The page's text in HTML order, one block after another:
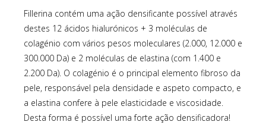
Fillerina contém uma ação densificante possível através
destes 12 ácidos hialurónicos + 3 moléculas de
colagénio com vários pesos moleculares (2.000, 12.000 e
300.000 Da) e 2 moléculas de elastina (com 1.400 e
2.200 Da). O colagénio é o principal elemento fibroso da
pele, responsável pela densidade e aspeto compacto, e
a elastina confere à pele elasticidade e viscosidade.
Desta forma é possível uma forte ação densificadora!